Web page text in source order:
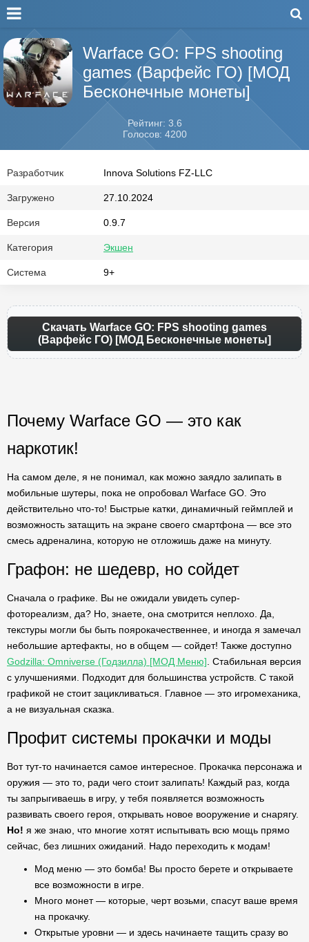
Warface GO: FPS shooting
games (Варфейс ГО) [МОД
Бесконечные монеты]
Рейтинг: 3.6
Голосов: 4200
Разработчик Innova Solutions FZ-LLC
Загружено 27.10.2024
Версия 0.9.7
Категория Экшен
Система 9+
Скачать Warface GO: FPS shooting games
(Варфейс ГО) [МОД Бесконечные монеты]
Почему Warface GO — это как
наркотик!
На самом деле, я не понимал, как можно заядло залипать в
мобильные шутеры, пока не опробовал Warface GO. Это
действительно что-то! Быстрые катки, динамичный геймплей и
возможность затащить на экране своего смартфона — все это
смесь адреналина, которую не отложишь даже на минуту.
Графон: не шедевр, но сойдет
Сначала о графике. Вы не ожидали увидеть супер-
фотореализм, да? Но, знаете, она смотрится неплохо. Да,
текстуры могли бы быть поярокачественнее, и иногда я замечал
небольшие артефакты, но в общем — сойдет! Также доступно
Godzilla: Omniverse (Годзилла) [МОД Меню] . Стабильная версия
с улучшениями. Подходит для большинства устройств. С такой
графикой не стоит зацикливаться. Главное — это игромеханика,
а не визуальная сказка.
Профит системы прокачки и моды
Вот тут-то начинается самое интересное. Прокачка персонажа и
оружия — это то, ради чего стоит залипать! Каждый раз, когда
ты запрыгиваешь в игру, у тебя появляется возможность
развивать своего героя, открывать новое вооружение и снарягу.
Но! я же знаю, что многие хотят испытывать всю мощь прямо
сейчас, без лишних ожиданий. Надо переходить к модам!
Мод меню — это бомба! Вы просто берете и открываете
все возможности в игре.
Много монет — которые, черт возьми, спасут ваше время
на прокачку.
Открытые уровни — и здесь начинаете тащить сразу во